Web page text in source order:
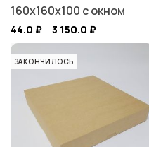
160х160х100 с окном
44.0 ₽– 3 150.0 ₽
ЗАКОНЧИЛОСЬ